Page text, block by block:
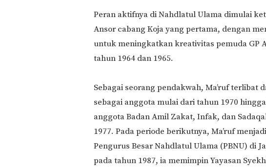
Peran aktifnya di Nahdlatul Ulama dimulai
Ansor cabang Koja yang pertama, dengan
untuk meningkatkan kreativitas pemuda GP
tahun 1964 dan 1965.
Sebagai seorang pendakwah, Ma’ruf terlibat
sebagai anggota mulai dari tahun 1970
anggota Badan Amil Zakat, Infak, dan
1977. Pada periode berikutnya, Ma’ruf
Pengurus Besar Nahdlatul Ulama (PBNU) di
pada tahun 1987, ia memimpin Yayasan